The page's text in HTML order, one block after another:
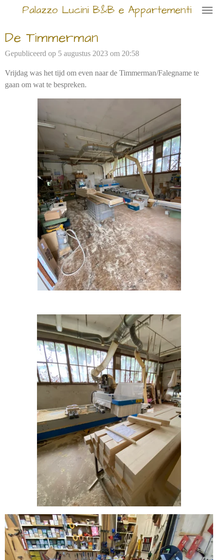
naar
hoofdinhoud
Palazzo Lucini B&B e Appartementi
De Timmerman
Gepubliceerd op 5 augustus 2023 om 20:58
Vrijdag was het tijd om even naar de Timmerman/Falegname te
gaan om wat te bespreken.